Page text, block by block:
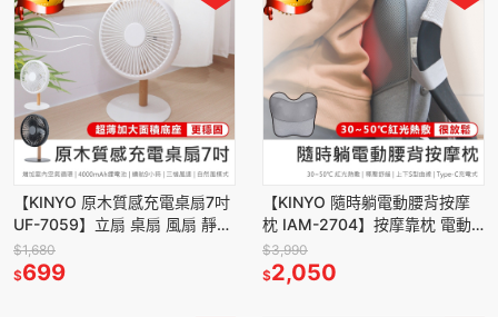
【KINYO 原木質感充電桌扇7吋
UF-7059】立扇 桌扇 風扇 靜音
風扇 辦公室桌扇 夜燈風扇 USB
風扇
$1,680
$699
【KINYO 隨時躺電動腰背按摩
枕 IAM-2704】按摩靠枕 電動
按摩枕 按摩腰靠枕 按摩靠墊 電
動按摩靠枕
$3,990
$2,050